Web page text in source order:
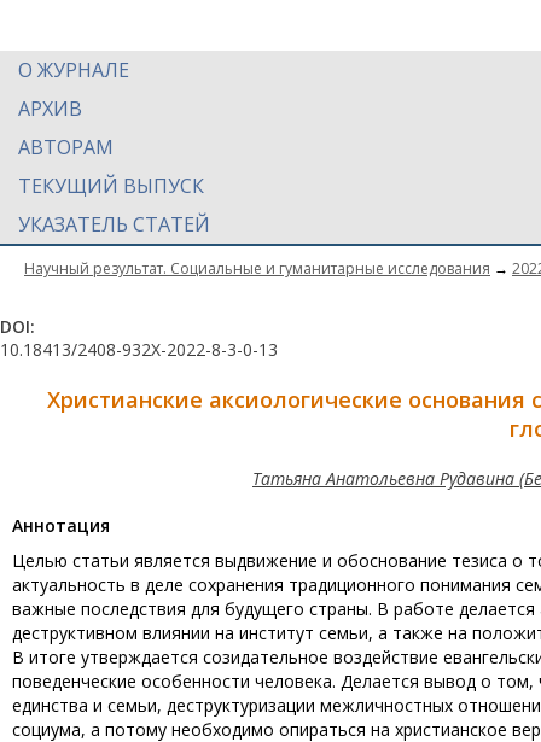
О ЖУРНАЛЕ
АРХИВ
АВТОРАМ
ТЕКУЩИЙ ВЫПУСК
УКАЗАТЕЛЬ СТАТЕЙ
Научный результат. Социальные и гуманитарные исследования →
DOI:
10.18413/2408-932X-2022-8-3-0-13
Христианские аксиологические
Татьяна Анатольевна Рудавина
Aннотация
Целью статьи является выдвижение и обоснование тезиса о
актуальность в деле сохранения традиционного понимания
важные последствия для будущего страны. В работе
деструктивном влиянии на институт семьи, а также на
В итоге утверждается созидательное воздействие
поведенческие особенности человека. Делается вывод о
единства и семьи, деструктуризации межличностных
социума, а потому необходимо опираться на христианское